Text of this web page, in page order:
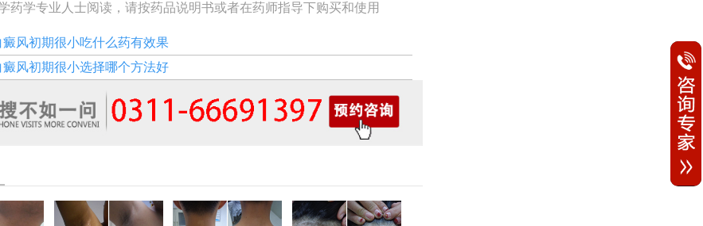
药学专业人士阅读，请按药品说明书或者在药师指导下购买和使用
癜风初期很小吃什么药有效果
癜风初期很小选择哪个方法好